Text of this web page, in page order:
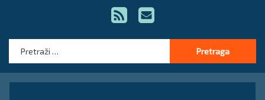
Stručna pomoć
RSS E-mail